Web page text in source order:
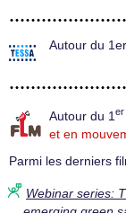
Autour du
Autour du 1 er
et en
Parmi les derniers
Webinar series: